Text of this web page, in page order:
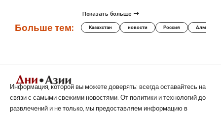
Показать больше
Больше тем: Казахстан новости Россия Алматы
Информация, которой вы можете доверять: всегда оставайтесь на
связи с самыми свежими новостями. От политики и технологий до
развлечений и не только, мы предоставляем информацию в